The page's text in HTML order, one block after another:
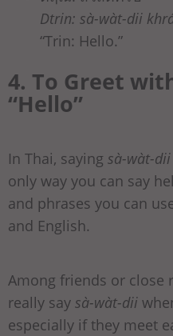
Dtrin: sà-wàt-dii
“Trin: Hello.”
4. To Greet
“Hello”
In Thai, saying sà-wàt-dii
only way you can say
and phrases you can
and English.
Among friends or close
really say sà-wàt-dii
especially if they meet